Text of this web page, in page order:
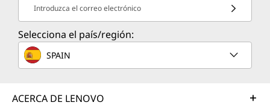
Introduzca el correo electrónico
Selecciona el país/región:
SPAIN
ACERCA DE LENOVO